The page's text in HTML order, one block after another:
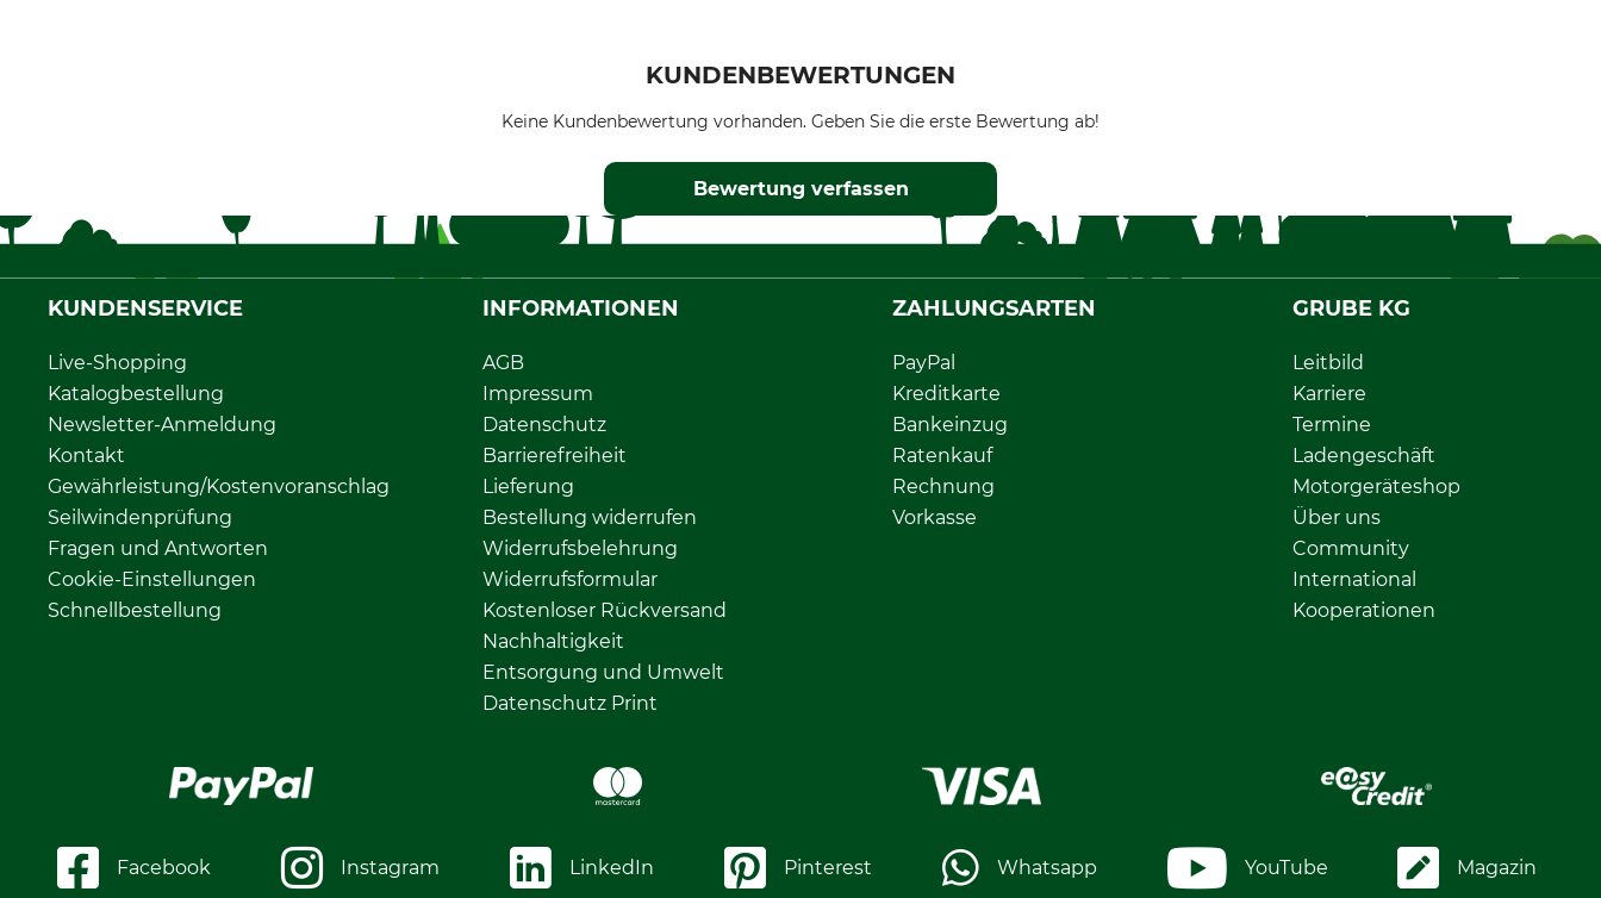
KUNDENBEWERTUNGEN
Keine Kundenbewertung vorhanden. Geben Sie die erste Bewertung ab!
Bewertung verfassen
KUNDENSERVICE
Live-Shopping
Katalogbestellung
Newsletter-Anmeldung
Kontakt
Gewährleistung/Kostenvoranschlag
Seilwindenprüfung
Fragen und Antworten
Cookie-Einstellungen
Schnellbestellung
INFORMATIONEN
AGB
Impressum
Datenschutz
Barrierefreiheit
Lieferung
Bestellung widerrufen
Widerrufsbelehrung
Widerrufsformular
Kostenloser Rückversand
Nachhaltigkeit
Entsorgung und Umwelt
Datenschutz Print
ZAHLUNGSARTEN
PayPal
Kreditkarte
Bankeinzug
Ratenkauf
Rechnung
Vorkasse
GRUBE KG
Leitbild
Karriere
Termine
Ladengeschäft
Motorgeräteshop
Über uns
Community
International
Kooperationen
Facebook Instagram LinkedIn Pinterest Whatsapp YouTube Magazin